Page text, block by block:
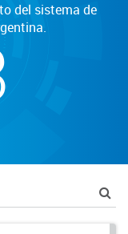
del sistema de